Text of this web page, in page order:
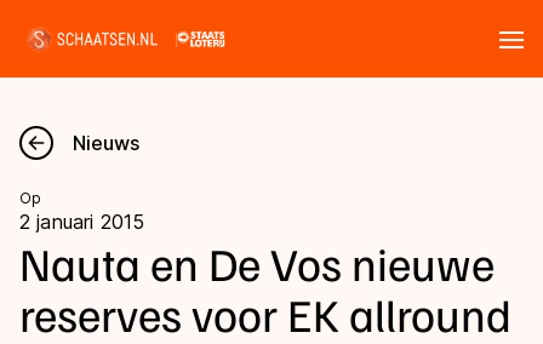
Nieuws
Kalender
Disciplines
Nieuws
Op
2 januari 2015
Nauta en De Vos nieuwe
reserves voor EK allround